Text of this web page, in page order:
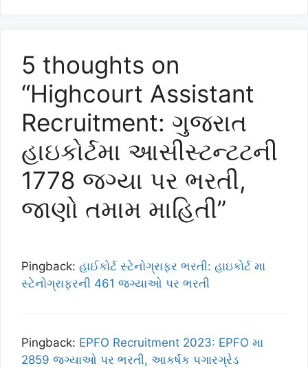
5 thoughts on
“Highcourt Assistant
Recruitment: ગુજરાત
હાઇકોર્ટમા આસીસ્ટન્ટટની
1778 જગ્યા પર ભરતી,
જાણો તમામ માહિતી”
Pingback: હાઈકોર્ટ સ્ટેનોગ્રાફર ભરતી: હાઇકોર્ટ મા
સ્ટેનોગ્રાફરની 461 જગ્યાઓ પર ભરતી
Pingback: EPFO Recruitment 2023: EPFO મા
2859 જગ્યાઓ પર ભરતી, આકર્ષક પગારગ્રેડ